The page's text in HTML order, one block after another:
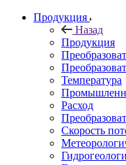
Продукция
Назад
Продукция
Температура
Расход
Скорость